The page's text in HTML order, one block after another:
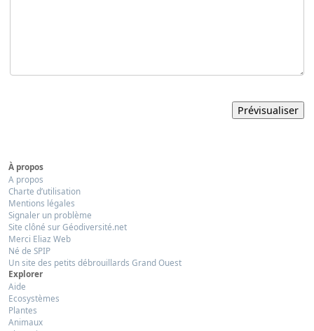
À propos
A propos
Charte d’utilisation
Mentions légales
Signaler un problème
Site clôné sur Géodiversité.net
Merci Eliaz Web
Né de SPIP
Un site des petits débrouillards Grand Ouest
Explorer
Aide
Ecosystèmes
Plantes
Animaux